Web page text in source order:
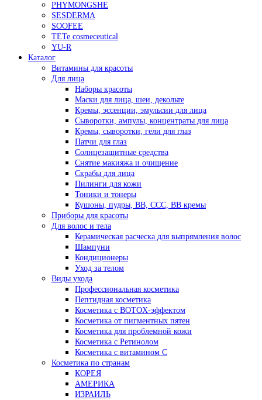
PHYMONGSHE
SESDERMA
SOOFEE
TETe cosmeceutical
YU-R
Каталог
Витамины для красоты
Для лица
Наборы красоты
Маски для лица, шеи, декольте
Кремы, эссенции, эмульсии для лица
Сыворотки, ампулы, концентраты для лица
Кремы, сыворотки, гели для глаз
Патчи для глаз
Солнцезащитные средства
Снятие макияжа и очищение
Скрабы для лица
Пилинги для кожи
Тоники и тонеры
Кушоны, пудры, ВВ, ССС, ВВ кремы
Приборы для красоты
Для волос и тела
Керамическая расческа для выпрямления волос
Шампуни
Кондиционеры
Уход за телом
Виды ухода
Профессиональная косметика
Пептидная косметика
Косметика с BOTOX-эффектом
Косметика от пигментных пятен
Косметика для проблемной кожи
Косметика с Ретинолом
Косметика с витамином С
Косметика по странам
КОРЕЯ
АМЕРИКА
ИЗРАИЛЬ